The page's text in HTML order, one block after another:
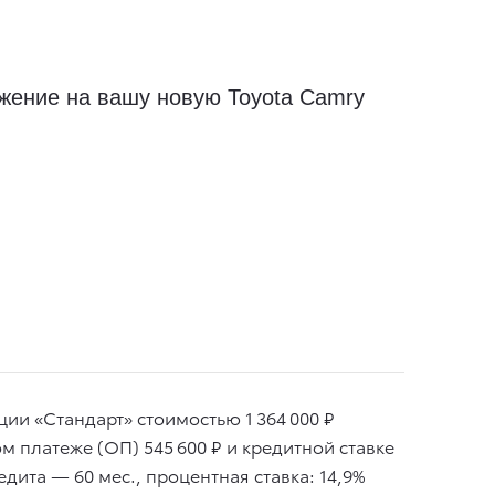
на вашу новую Toyota Camry
«Стандарт» стоимостью 1 364 000 ₽
платеже (ОП) 545 600 ₽ и кредитной ставке
— 60 мес., процентная ставка: 14,9%